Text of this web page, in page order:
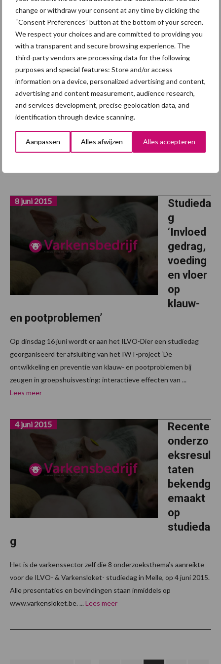
change or withdraw your consent at any time by clicking the
“Consent Preferences” button at the bottom of your screen.
We respect your choices and are committed to providing you
with a transparent and secure browsing experience. The
third-party vendors are processing data for the following
purposes and special features: Store and/or access
information on a device, personalized advertising and content,
advertising and content measurement, audience research,
and services development, precise geolocation data, and
identification through device scanning.
Aanpassen Alles afwijzen Alles accepteren
maken
het
verschil,
meer
dan het
producti
egetal
Tot die conclusie kwamen Tom Van den Bogaert en Suzy Van
Gansbeke (Departement Landbouw en Visserij) en Herman Vets
(Boerenbond) in het kader van de workshop
Studieda
g
‘Invloed
gedrag,
voeding
en vloer
op
klauw-
en pootproblemen’
8 juni 2015
Op dinsdag 16 juni wordt er aan het ILVO-Dier een studiedag
georganiseerd ter afsluiting van het IWT-project ‘De
ontwikkeling en preventie van klauw- en pootproblemen bij
zeugen in groepshuisvesting: interactieve effecten van ...
Lees meer
Recente
onderzo
eksresul
taten
bekendg
emaakt
op
studieda
g
4 juni 2015
Het is de varkenssector zelf die 8 onderzoeksthema’s aanreikte
voor de ILVO- & Varkensloket- studiedag in Melle, op 4 juni 2015.
Alle presentaties en bevindingen staan inmiddels op
www.varkensloket.be. ... Lees meer